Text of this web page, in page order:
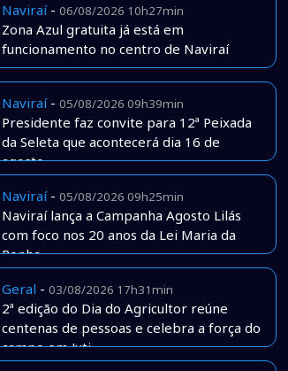
Naviraí- 06/08/2026 10h27min
Zona Azul gratuita já está em
funcionamento no centro de Naviraí
Naviraí- 05/08/2026 09h39min
Presidente faz convite para 12ª Peixada
da Seleta que acontecerá dia 16 de
agosto
Naviraí- 05/08/2026 09h25min
Naviraí lança a Campanha Agosto Lilás
com foco nos 20 anos da Lei Maria da
Penha
Geral - 03/08/2026 17h31min
2ª edição do Dia do Agricultor reúne
centenas de pessoas e celebra a força do
campo em Juti